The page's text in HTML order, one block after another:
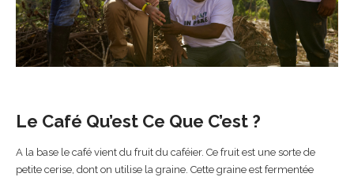
Le Café Qu’est Ce Que C’est ?
A la base le café vient du fruit du caféier. Ce fruit est une sorte de
petite cerise, dont on utilise la graine. Cette graine est fermentée